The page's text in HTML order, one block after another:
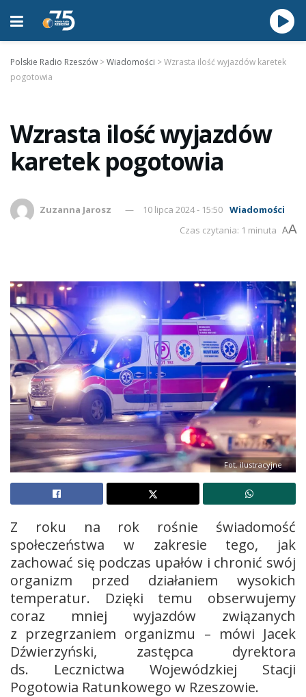
Polskie Radio Rzeszów >Wiadomości >Wzrasta ilość wyjazdów karetek
pogotowia
Wzrasta ilość wyjazdów
karetek pogotowia
Zuzanna Jarosz 10 lipca 2024 - 15:50 Wiadomości
Czas czytania: 1 minuta AA
Fot. ilustracyjne
Z roku na rok rośnie świadomość
społeczeństwa w zakresie tego, jak
zachować się podczas upałów i chronić swój
organizm przed działaniem wysokich
temperatur. Dzięki temu obserwujemy
coraz mniej wyjazdów związanych
z przegrzaniem organizmu – mówi Jacek
Dźwierzyński, zastępca dyrektora
ds. Lecznictwa Wojewódzkiej Stacji
Pogotowia Ratunkowego w Rzeszowie.